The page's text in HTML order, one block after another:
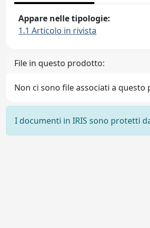
Appare nelle tipologie:
1.1 Articolo in rivista
File in questo prodotto:
Non ci sono file associati a questo
I documenti in IRIS sono protetti